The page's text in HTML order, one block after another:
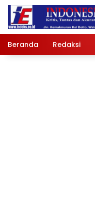
Langsung
konten
Beranda Redaksi